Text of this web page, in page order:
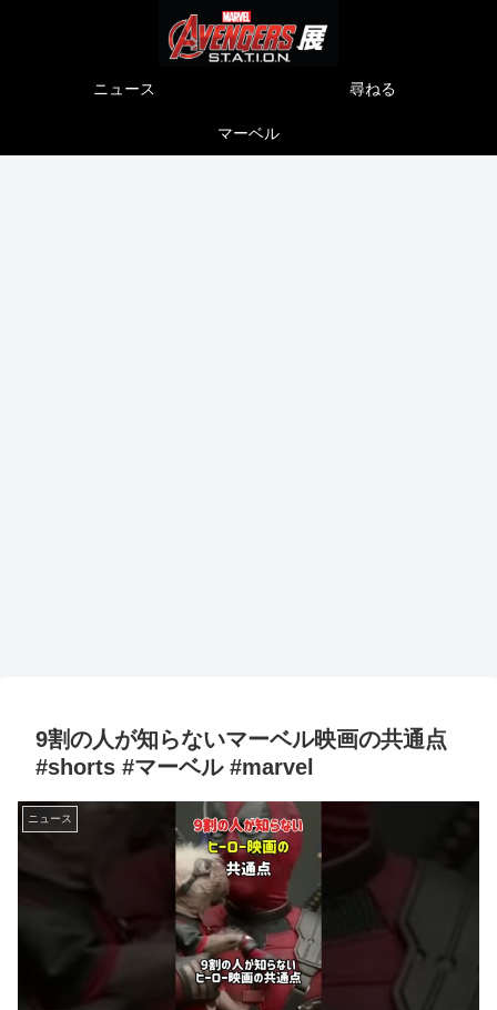
ニュース 尋ねる
マーベル
9割の人が知らないマーベル映画の共通点
#shorts #マーベル #marvel
ニュース